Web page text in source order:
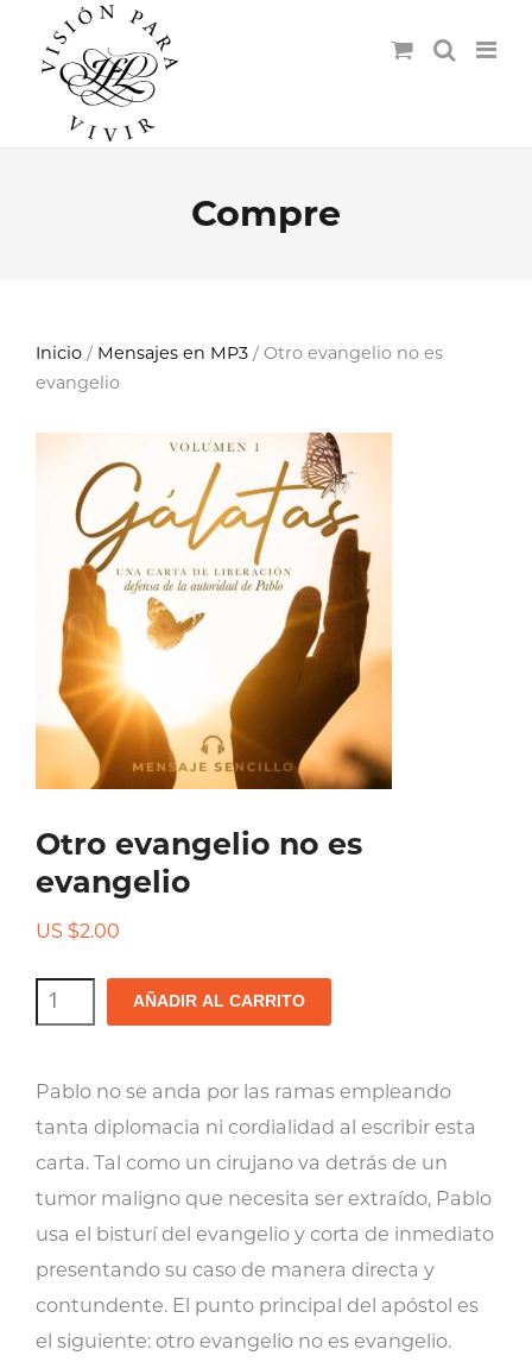
Compre
Inicio / Mensajes en MP3 / Otro evangelio no es
evangelio
Otro evangelio no es
evangelio
US $2.00
Otro
evangelio
cantidad
AÑADIR AL CARRITO
Pablo no se anda por las ramas empleando
tanta diplomacia ni cordialidad al escribir esta
carta. Tal como un cirujano va detrás de un
tumor maligno que necesita ser extraído, Pablo
usa el bisturí del evangelio y corta de inmediato
presentando su caso de manera directa y
contundente. El punto principal del apóstol es
el siguiente: otro evangelio no es evangelio.